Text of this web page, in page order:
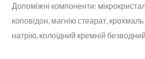
Допоміжні компоненти:
коповідон, магнію стеарат,
натрію, колоїдний кремній безводний.